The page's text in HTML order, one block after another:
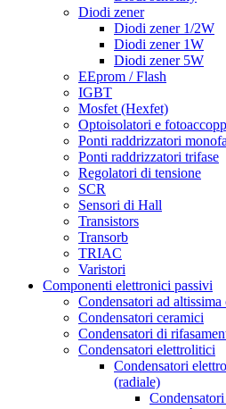
Diodi zener
Diodi zener 1/2W
Diodi zener 1W
Diodi zener 5W
EEprom / Flash
IGBT
Mosfet (Hexfet)
Optoisolatori e
Ponti raddrizzatori
Ponti raddrizzatori trifase
Regolatori di tensione
SCR
Sensori di Hall
Transistors
Transorb
TRIAC
Varistori
Componenti elettronici passivi
Condensatori ad altissima
Condensatori ceramici
Condensatori di
Condensatori elettrolitici
Condensatori
(radiale)